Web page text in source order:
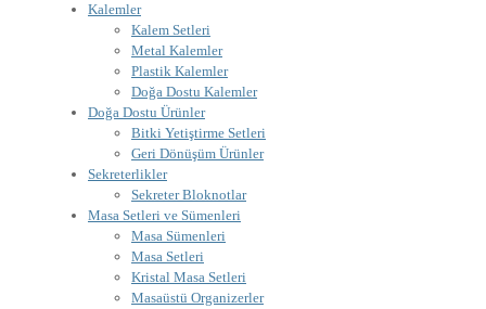
Kalemler
Kalem Setleri
Metal Kalemler
Plastik Kalemler
Doğa Dostu Kalemler
Doğa Dostu Ürünler
Bitki Yetiştirme Setleri
Geri Dönüşüm Ürünler
Sekreterlikler
Sekreter Bloknotlar
Masa Setleri ve Sümenleri
Masa Sümenleri
Masa Setleri
Kristal Masa Setleri
Masaüstü Organizerler